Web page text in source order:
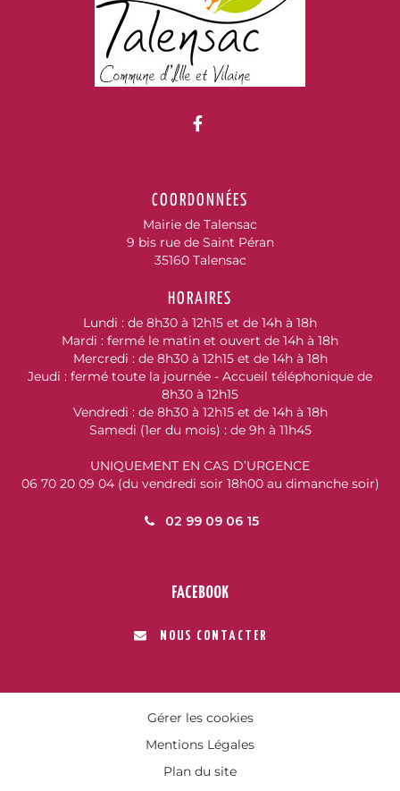
Lien vers le compte
COORDONNÉES
Mairie de Talensac
9 bis rue de Saint Péran
35160 Talensac
HORAIRES
Lundi : de 8h30 à 12h15 et de 14h à 18h
Mardi : fermé le matin et ouvert de 14h à 18h
Mercredi : de 8h30 à 12h15 et de 14h à 18h
Jeudi : fermé toute la journée - Accueil téléphonique de
8h30 à 12h15
Vendredi : de 8h30 à 12h15 et de 14h à 18h
Samedi (1er du mois) : de 9h à 11h45
UNIQUEMENT EN CAS D’URGENCE
06 70 20 09 04 (du vendredi soir 18h00 au dimanche soir)
02 99 09 06 15
FACEBOOK
NOUS CONTACTER
Gérer les cookies
Mentions Légales
Plan du site